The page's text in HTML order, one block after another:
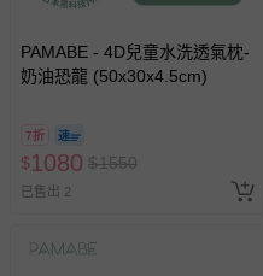
如您收到商品，請依正常
情形，您可申請更換新品
若您對於會員帳號、商品
問，你可詳見：
媽咪愛客
預購商品：預購為海外同
助取消退款事宜。
商品如因「價格、組合」
PAMABE - 4D兒童水洗透氣枕-
奶油恐龍 (50x30x4.5cm)
7折
$1080 $1550
已售出 2